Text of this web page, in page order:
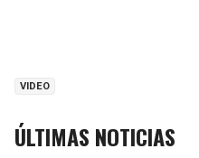
VIDEO
ÚLTIMAS NOTICIAS